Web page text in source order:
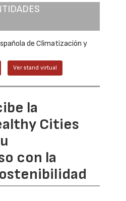
de Climatización y
Ver stand virtual
la
Cities
con la